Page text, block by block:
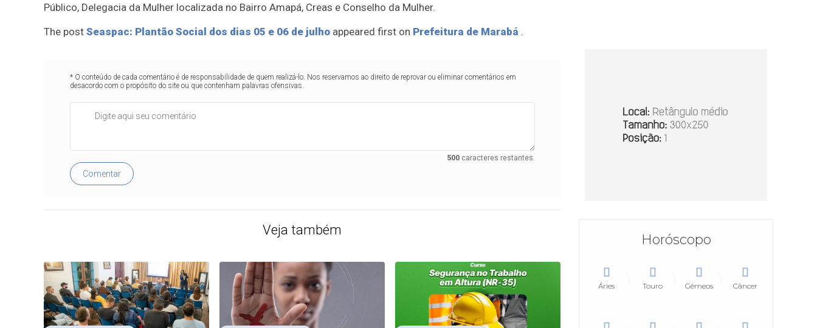
Público, Delegacia da Mulher localizada no Bairro Amapá, Creas e Conselho da Mulher.
The post Seaspac: Plantão Social dos dias 05 e 06 de julho appeared first on Prefeitura de Marabá .
* O conteúdo de cada comentário é de responsabilidade de quem realizá-lo. Nos reservamos ao direito de reprovar ou eliminar comentários em
desacordo com o propósito do site ou que contenham palavras ofensivas.
500caracteres restantes.
Comentar
Veja também
Horóscopo
Áries Touro Gêmeos Câncer